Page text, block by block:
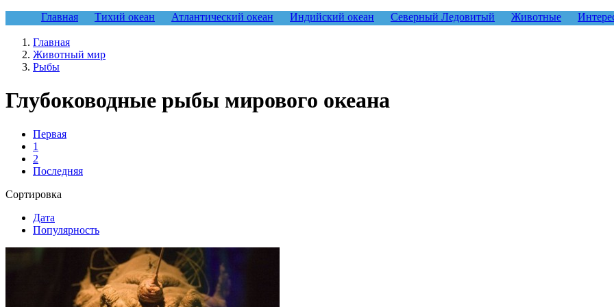
Главная Тихий океан Атлантический океан Индийский океан Северный Ледовитый Животные
Главная
Животный мир
Рыбы
Глубоководные рыбы мирового океана
Первая
1
2
Последняя
Сортировка
Дата
Популярность